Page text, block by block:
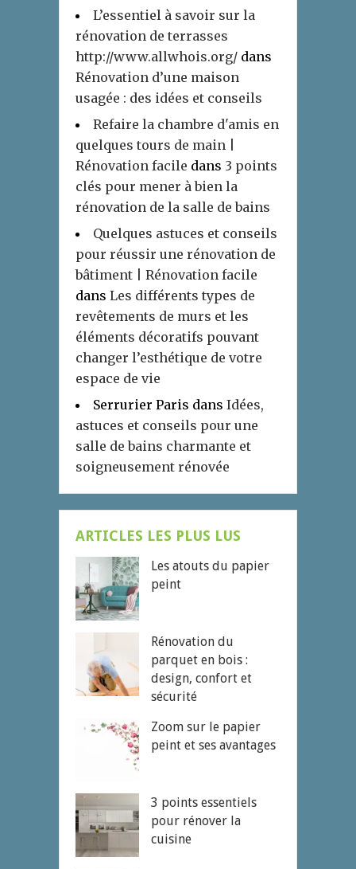
L’essentiel à savoir sur la
rénovation de terrasses
http://www.allwhois.org/ dans
Rénovation d’une maison
usagée : des idées et conseils
Refaire la chambre d'amis en
quelques tours de main |
Rénovation facile dans 3 points
clés pour mener à bien la
rénovation de la salle de bains
Quelques astuces et conseils
pour réussir une rénovation de
bâtiment | Rénovation facile
dans Les différents types de
revêtements de murs et les
éléments décoratifs pouvant
changer l’esthétique de votre
espace de vie
Serrurier Paris dans Idées,
astuces et conseils pour une
salle de bains charmante et
soigneusement rénovée
ARTICLES LES PLUS LUS
Les atouts du papier
peint
Rénovation du
parquet en bois :
design, confort et
sécurité
Zoom sur le papier
peint et ses avantages
3 points essentiels
pour rénover la
cuisine